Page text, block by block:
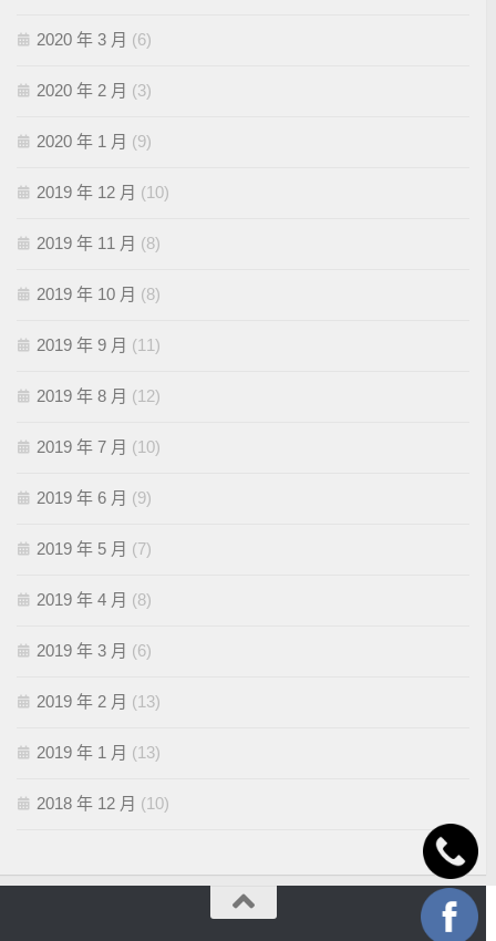
2020 年 3 月 (6)
2020 年 2 月 (3)
2020 年 1 月 (9)
2019 年 12 月 (10)
2019 年 11 月 (8)
2019 年 10 月 (8)
2019 年 9 月 (11)
2019 年 8 月 (12)
2019 年 7 月 (10)
2019 年 6 月 (9)
2019 年 5 月 (7)
2019 年 4 月 (8)
2019 年 3 月 (6)
2019 年 2 月 (13)
2019 年 1 月 (13)
2018 年 12 月 (10)